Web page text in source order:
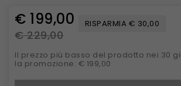
€ 199,00
€ 229,00
RISPARMIA € 30,00
Il prezzo più basso del prodotto nei 30
la promozione: € 199,00